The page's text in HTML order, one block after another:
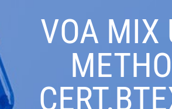
VOA MIX